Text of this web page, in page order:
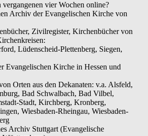
vergangenen vier Wochen online?
Archiv der Evangelischen Kirche von
Zivilregister, Kirchenbücher von
Lüdenscheid-Plettenberg, Siegen,
Evangelischen Kirche in Hessen und
Orten aus den Dekanaten: v.a. Alsfeld,
Bad Schwalbach, Bad Vilbel,
Stadt, Kirchberg, Kronberg,
Wiesbaden-Rheingau, Wiesbaden-
Archiv Stuttgart (Evangelische